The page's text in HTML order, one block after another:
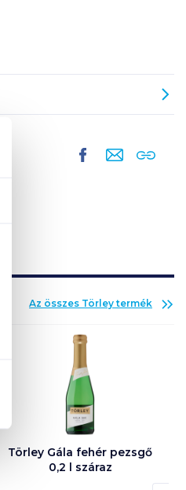
Adj hozzá termékeket!
Az összes Törley termék
Törley Gála fehér pezsgő
0,2 l száraz